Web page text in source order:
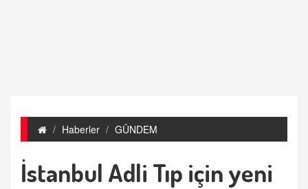
Haberler GÜNDEM
İstanbul Adli Tıp için yeni